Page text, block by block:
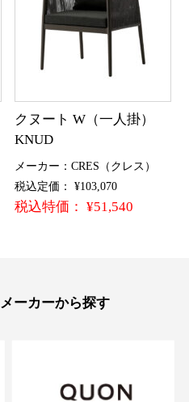
クヌート W（一人掛）
KNUD
メーカー：CRES（クレス）
税込定価： ¥103,070
税込特価： ¥51,540
メーカーから探す